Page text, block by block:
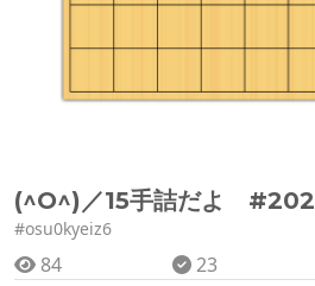
(^O^)／15手詰だよ #202
#osu0kyeiz6
84 23